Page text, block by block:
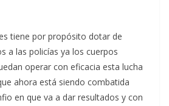
tiene por propósito dotar de
a las policías ya los cuerpos
operar con eficacia esta lucha
ahora está siendo combatida
en que va a dar resultados y con